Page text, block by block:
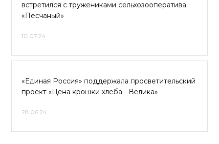
встретился с тружениками сельхозооператива
«Песчаный»
10.07.24
«Единая Россия» поддержала просветительский
проект «Цена крошки хлеба - Велика»
28.06.24